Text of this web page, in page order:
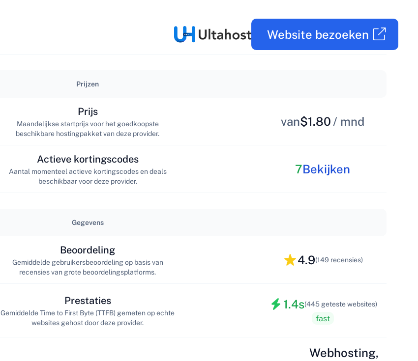
Website bezoeken
Prijzen
Prijs
Maandelijkse startprijs voor het goedkoopste
beschikbare hostingpakket van deze provider.
van$1.80 / mnd
Actieve kortingscodes
Aantal momenteel actieve kortingscodes en deals
beschikbaar voor deze provider.
7Bekijken
Gegevens
Beoordeling
Gemiddelde gebruikersbeoordeling op basis van
recensies van grote beoordelingsplatforms.
4.9(149 recensies)
Prestaties
Gemiddelde Time to First Byte (TTFB) gemeten op echte
websites gehost door deze provider.
1.4s(445 geteste websites)
fast
Webhosting,